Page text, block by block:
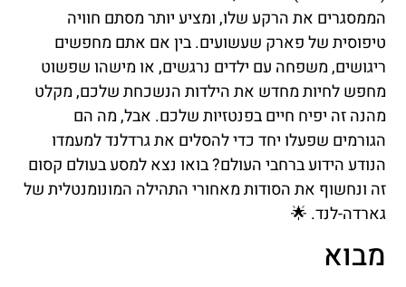
הממסגרים את הרקע שלו, ומציע יותר מסתם חוויה
טיפוסית של פארק שעשועים. בין אם אתם מחפשים
ריגושים, משפחה עם ילדים נרגשים, או מישהו שפשוט
מחפש לחיות מחדש את הילדות הנשכחת שלכם, מקלט
מהנה זה יפיח חיים בפנטזיות שלכם. אבל, מה הם
הגורמים שפעלו יחד כדי להסלים את גרדלנד למעמדו
הנודע הידוע ברחבי העולם? בואו נצא למסע בעולם קסום
זה ונחשוף את הסודות מאחורי התהילה המונומנטלית של
גארדה-לנד. 🌟
מבוא